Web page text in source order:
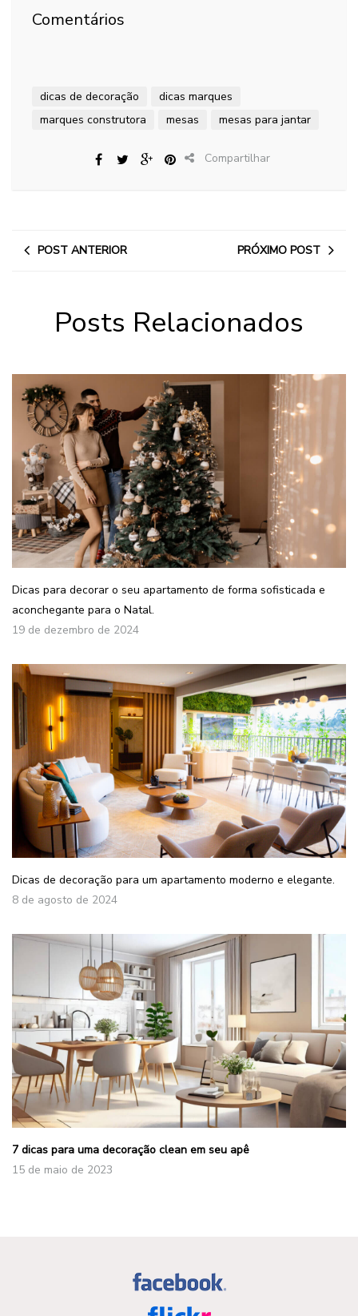
Comentários
dicas de decoração
dicas marques
marques construtora
mesas mesas para jantar
Compartilhar
POST ANTERIOR PRÓXIMO POST
Posts Relacionados
Dicas para decorar o seu apartamento de forma sofisticada e
aconchegante para o Natal.
19 de dezembro de 2024
Dicas de decoração para um apartamento moderno e elegante.
8 de agosto de 2024
7 dicas para uma decoração clean em seu apê
15 de maio de 2023